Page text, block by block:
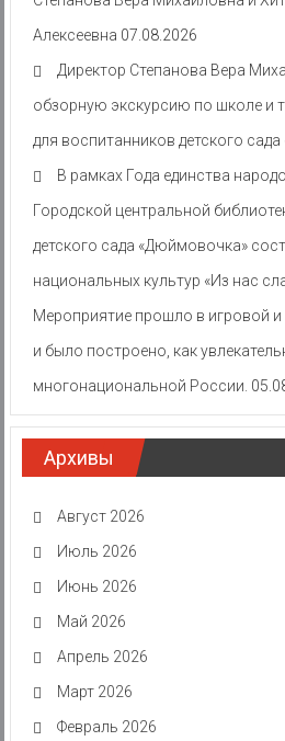
Алексеевна 07.08.2026
Директор Степанова Вера
обзорную экскурсию по школе и
для воспитанников детского сада
В рамках Года единства
Городской центральной
детского сада «Дюймовочка»
национальных культур «Из нас
Мероприятие прошло в игровой
и было построено, как
многонациональной России.
Архивы
Август 2026
Июль 2026
Июнь 2026
Май 2026
Апрель 2026
Март 2026
Февраль 2026